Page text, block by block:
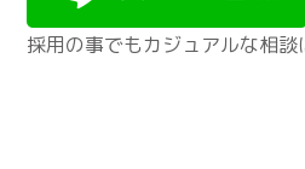
採用の事でもカジュアルな相談